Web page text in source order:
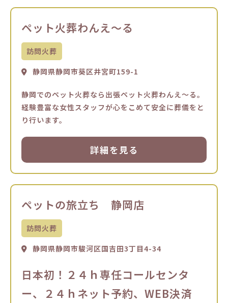
ペット火葬わんえ～る
訪問火葬
静岡県静岡市葵区井宮町159-1
静岡でのペット火葬なら出張ペット火葬わんえ～る。
経験豊富な女性スタッフが心をこめて安全に葬儀をと
り行います。
詳細を見る
ペットの旅立ち 静岡店
訪問火葬
静岡県静岡市駿河区国吉田3丁目4-34
日本初！２４ｈ専任コールセンタ
ー、２４ｈネット予約、WEB決済